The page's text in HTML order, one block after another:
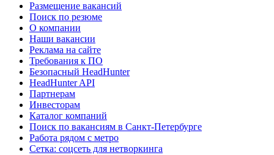
Размещение вакансий
Поиск по резюме
О компании
Наши вакансии
Реклама на сайте
Требования к ПО
Безопасный HeadHunter
HeadHunter API
Партнерам
Инвесторам
Каталог компаний
Поиск по вакансиям в Санкт-Петербурге
Работа рядом с метро
Сетка: соцсеть для нетворкинга